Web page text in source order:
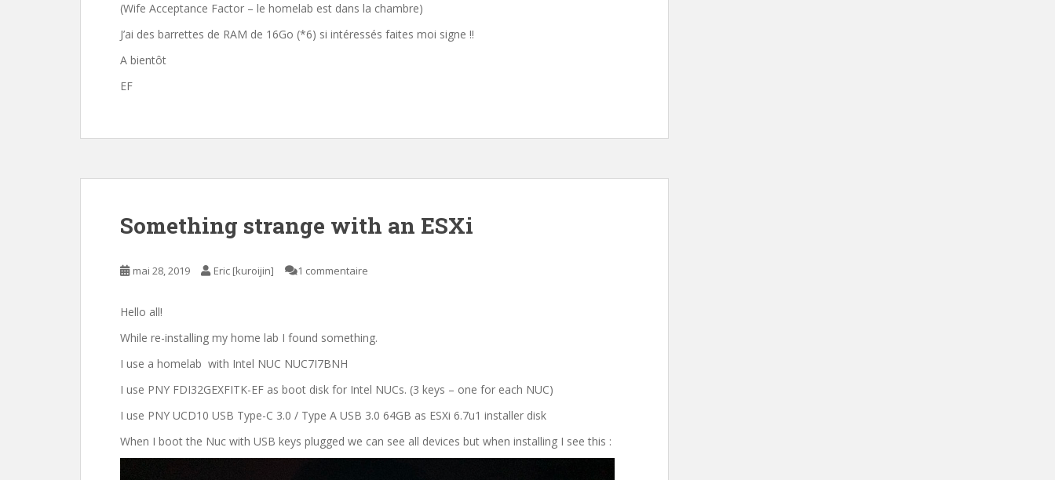
(Wife Acceptance Factor – le homelab est dans la chambre)
J’ai des barrettes de RAM de 16Go (*6) si intéressés faites moi signe !!
A bientôt
EF
Something strange with an ESXi
mai 28, 2019 Eric [kuroijin] 1 commentaire
Hello all!
While re-installing my home lab I found something.
I use a homelab with Intel NUC NUC7I7BNH
I use PNY FDI32GEXFITK-EF as boot disk for Intel NUCs. (3 keys – one for each NUC)
I use PNY UCD10 USB Type-C 3.0 / Type A USB 3.0 64GB as ESXi 6.7u1 installer disk
When I boot the Nuc with USB keys plugged we can see all devices but when installing I see this :